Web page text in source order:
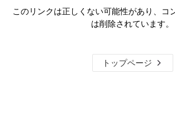
このリンクは正しくない可能性があり、コ
は削除されています。
トップページ